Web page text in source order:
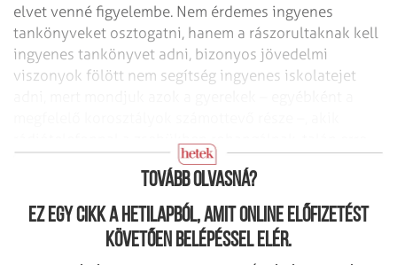
elvet venné figyelembe. Nem érdemes ingyenes
tankönyveket osztogatni, hanem a rászorultaknak kell
ingyenes tankönyvet adni, bizonyos jövedelmi
viszonyok fölött nem segítség ingyenes iskolatejet
Tovább olvasná?
Ez egy cikk a hetilapból, amit online előfizetést
követően belépéssel elér.